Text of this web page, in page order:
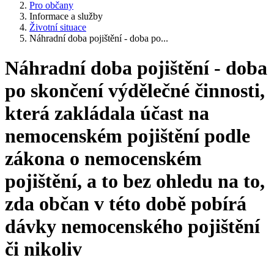
Pro občany
Informace a služby
Životní situace
Náhradní doba pojištění - doba po...
Náhradní doba pojištění - doba
po skončení výdělečné činnosti,
která zakládala účast na
nemocenském pojištění podle
zákona o nemocenském
pojištění, a to bez ohledu na to,
zda občan v této době pobírá
dávky nemocenského pojištění
či nikoliv